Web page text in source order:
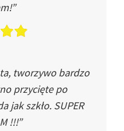
tworzywo bardzo
przycięte po
jak szkło. SUPER
!!!”